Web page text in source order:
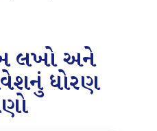
લખો અને
ધોરણ